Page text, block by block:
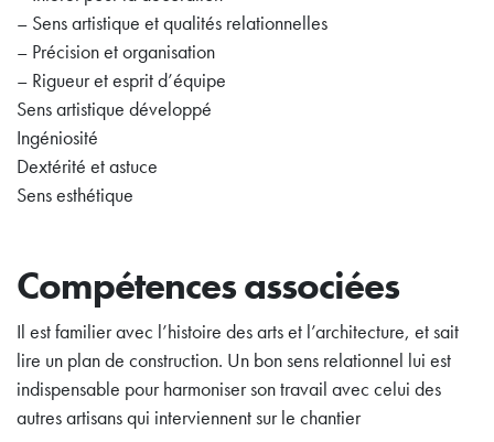
– Sens artistique et qualités relationnelles
– Précision et organisation
– Rigueur et esprit d’équipe
Sens artistique développé
Ingéniosité
Dextérité et astuce
Sens esthétique
Compétences associées
Il est familier avec l’histoire des arts et l’architecture, et sait
lire un plan de construction. Un bon sens relationnel lui est
indispensable pour harmoniser son travail avec celui des
autres artisans qui interviennent sur le chantier